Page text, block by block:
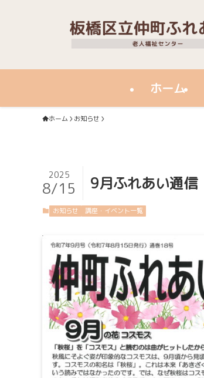
ホーム
ホーム お知らせ
9月ふれあい通信
2025
8/15
お知らせ 講座・イベント一覧